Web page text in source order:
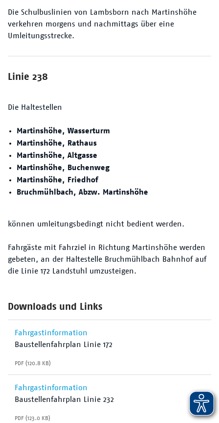
Die Schulbuslinien von Lambsborn nach Martinshöhe
verkehren morgens und nachmittags über eine
Umleitungsstrecke.
Linie 238
Die Haltestellen
Martinshöhe, Wasserturm
Martinshöhe, Rathaus
Martinshöhe, Altgasse
Martinshöhe, Buchenweg
Martinshöhe, Friedhof
Bruchmühlbach, Abzw. Martinshöhe
können umleitungsbedingt nicht bedient werden.
Fahrgäste mit Fahrziel in Richtung Martinshöhe werden
gebeten, an der Haltestelle Bruchmühlbach Bahnhof auf
die Linie 172 Landstuhl umzusteigen.
Downloads und Links
Fahrgastinformation
Baustellenfahrplan Linie 172
PDF (120.8 KB)
Fahrgastinformation
Baustellenfahrplan Linie 232
PDF (123.0 KB)